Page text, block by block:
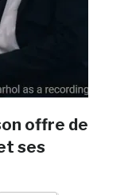
offre de
ses